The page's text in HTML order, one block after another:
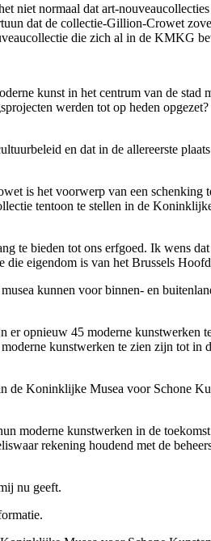
niet normaal dat art-
dat de collectie-Gillion-Crowet
die zich al in de KMKG
kunst in het centrum van de stad
werden tot op heden
en dat in de allereerste
is het voorwerp van een schenking
tentoon te stellen in de
te bieden tot ons erfgoed. Ik wens
eigendom is van het Brussels
kunnen voor binnen- en
opnieuw 45 moderne kunstwerken
kunstwerken te zien zijn tot in
de Koninklijke Musea voor Schone
moderne kunstwerken in de
rekening houdend met de
nu geeft.